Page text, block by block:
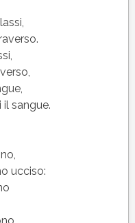
sangue.
ucciso: